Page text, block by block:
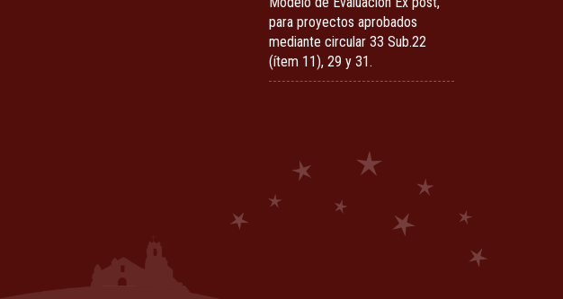
para proyectos aprobados
mediante circular 33 Sub.22
(ítem 11), 29 y 31.